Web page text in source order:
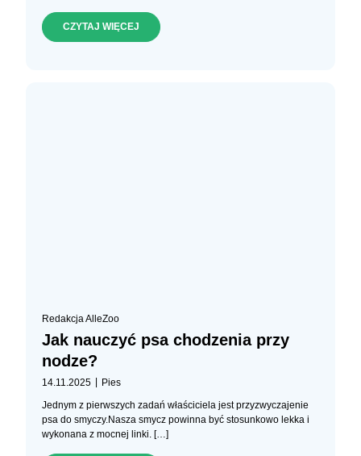
CZYTAJ WIĘCEJ
Redakcja AlleZoo
Jak nauczyć psa chodzenia przy
nodze?
14.11.2025
Pies
Jednym z pierwszych zadań właściciela jest przyzwyczajenie
psa do smyczy.Nasza smycz powinna być stosunkowo lekka i
wykonana z mocnej linki. […]